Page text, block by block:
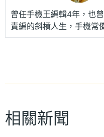
曾任手機王編輯4年，也
責編的斜槓人生，手機常
相關新聞